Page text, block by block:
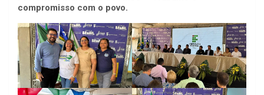
compromisso com o povo.